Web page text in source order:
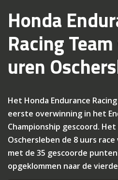
Honda
Racing
uren
Het Honda Endurance
eerste overwinning in het
Championship gescoord.
Oschersleben de 8 uurs
met de 35 gescoorde
opgeklommen naar de